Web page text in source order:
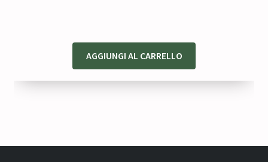
AGGIUNGI AL CARRELLO